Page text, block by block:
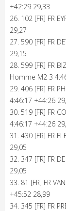
+42:29 29,33
26. 102 [FR] FR
29,27
27. 590 [FR] FR
29,15
28. 599 [FR] FR
Homme M2 3
29. 406 [FR] FR
4:46:17 +44:26
30. 519 [FR] FR
4:46:17 +44:26
31. 430 [FR] FR
29,05
32. 347 [FR] FR
29,05
33. 81 [FR] FR
+45:52 28,99
34. 345 [FR] FR